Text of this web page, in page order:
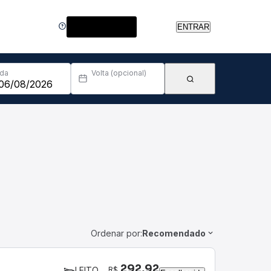
ENTRAR
Volta (opcional)
Ordenar por:Recomendado
R$ 292,92